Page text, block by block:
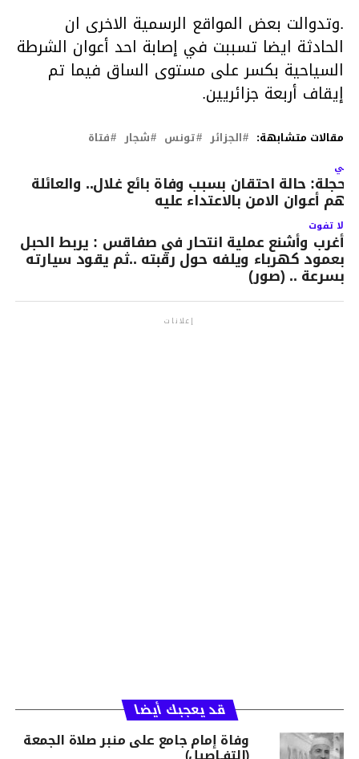
.وتدوالت بعض المواقع الرسمية الاخرى ان
الحادثة ايضا تسببت في إصابة احد أعوان الشرطة
السياحية بكسر على مستوى الساق فيما تم
إيقاف أربعة جزائريين.
مقالات متشابهة: الجزائر تونس شجار فتاة
حالة احتقان بسبب وفاة بائع غلال.. والعائلة
أعوان الامن بالاعتداء عليه
لا تفوت
أغرب وأشنع عملية انتحار في صفاقس : يربط الحبل
بعمود كهرباء ويلفه حول رقبته ..ثم يقود سيارته
بسرعة .. (صور)
إعلانات
قد يعجبك أيضا
وفاة إمام جامع على منبر صلاة الجمعة